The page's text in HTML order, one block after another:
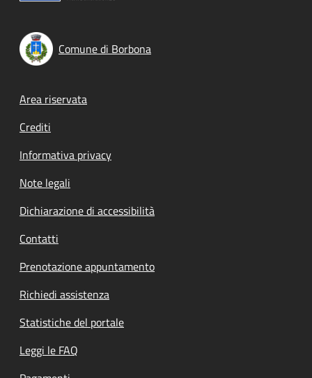
Comune di Borbona
Footer menu
Area riservata
Crediti
Informativa privacy
Note legali
Dichiarazione di accessibilità
Contatti
Prenotazione appuntamento
Richiedi assistenza
Statistiche del portale
Leggi le FAQ